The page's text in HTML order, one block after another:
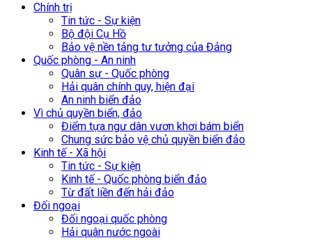
Chính trị
Tin tức - Sự kiện
Bộ đội Cụ Hồ
Bảo vệ nền tảng tư tưởng của Đảng
Quốc phòng - An ninh
Quân sự - Quốc phòng
Hải quân chính quy, hiện đại
An ninh biển đảo
Vì chủ quyền biển, đảo
Điểm tựa ngư dân vươn khơi bám biển
Chung sức bảo vệ chủ quyền biển đảo
Kinh tế - Xã hội
Tin tức - Sự kiện
Kinh tế - Quốc phòng biển đảo
Từ đất liền đến hải đảo
Đối ngoại
Đối ngoại quốc phòng
Hải quân nước ngoài